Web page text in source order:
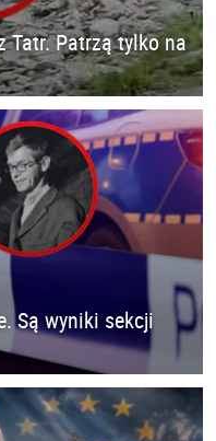
Tatr. Patrzą tylko na
Są wyniki sekcji